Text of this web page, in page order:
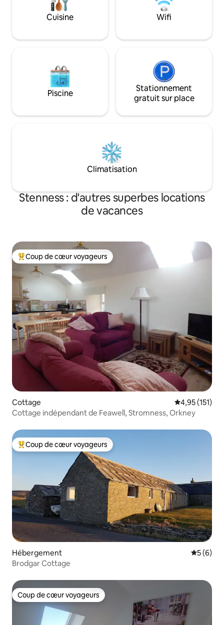
chambre dispose de deux vues, l'une sur
le jardin de la maison principale et l'autre
chambre double
de trois
double avec
deux lits ainsi
Cuisine Wifi
Piscine
Stationnement
gratuit sur place
Climatisation
Stenness : d'autres superbes locations
de vacances
Coups de cœur voyageurs les plus appréciés
Coup de cœur voyageurs
Cottage Évaluation
4,95 (151)
Cottage indépendant de Feawell, Stromness, Orkney
Coups de cœur voyageurs les plus appréciés
Coup de cœur voyageurs
Hébergement
5 (6)
Brodgar Cottage
Coup de cœur voyageurs
Coup de cœur voyageurs